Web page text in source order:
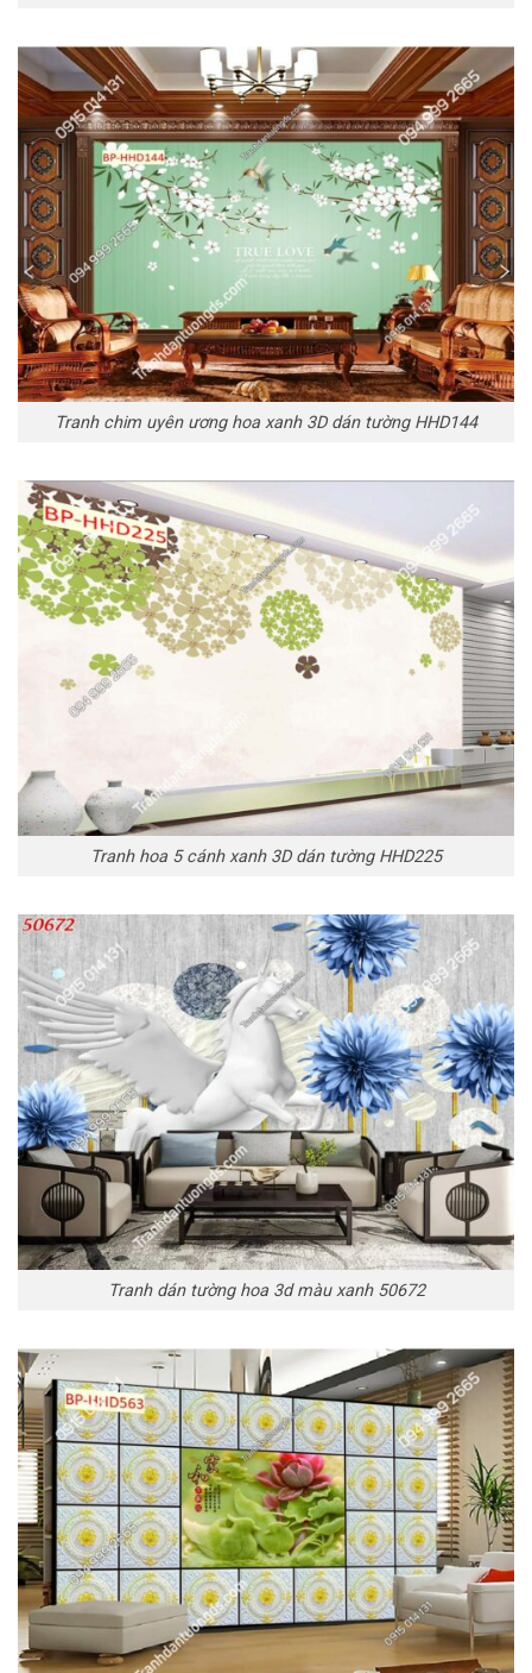
Tranh chim uyên ương hoa xanh 3D dán tường HHD144
Tranh hoa 5 cánh xanh 3D dán tường HHD225
Tranh dán tường hoa 3d màu xanh 50672